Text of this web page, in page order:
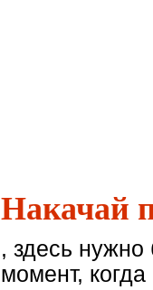
Накачай
, здесь
момент,